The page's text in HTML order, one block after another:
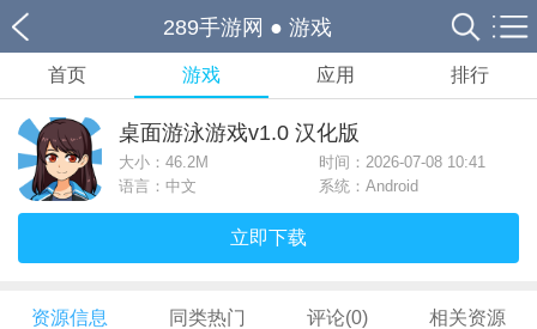
289手游网 ● 游戏
首页 游戏 应用 排行
桌面游泳游戏v1.0 汉化版
大小： 46.2M
时间：2026-07-08 10:41
语言：中文
系统：Android
立即下载
资源信息 同类热门 评论(0) 相关资源